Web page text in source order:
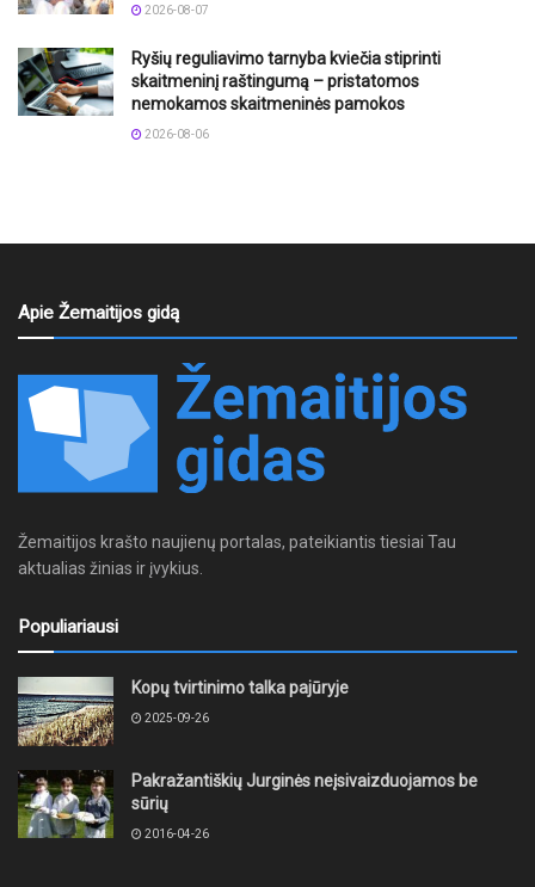
2026-08-07
Ryšių reguliavimo tarnyba kviečia stiprinti
skaitmeninį raštingumą – pristatomos
nemokamos skaitmeninės pamokos
2026-08-06
Apie Žemaitijos gidą
Žemaitijos krašto naujienų portalas, pateikiantis tiesiai Tau
aktualias žinias ir įvykius.
Populiariausi
Kopų tvirtinimo talka pajūryje
2025-09-26
Pakražantiškių Jurginės neįsivaizduojamos be
sūrių
2016-04-26